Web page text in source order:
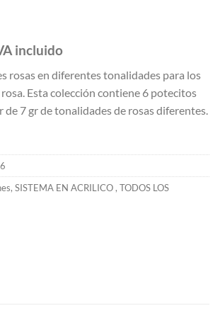
incluido
rosas en diferentes tonalidades para los
Esta colección contiene 6 potecitos
de 7 gr de tonalidades de rosas diferentes.
, SISTEMA EN ACRILICO, TODOS LOS